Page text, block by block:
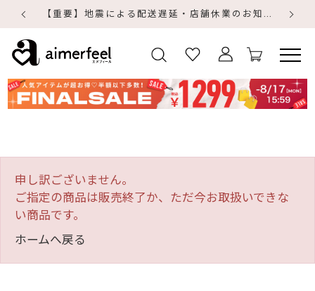
【重要】地震による配送遅延・店舗休業のお知らせ
申し訳ございません。
ご指定の商品は販売終了か、ただ今お取扱いできな
い商品です。
ホームへ戻る